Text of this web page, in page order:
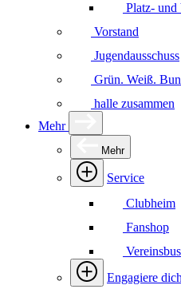
Platz- und
Vorstand
Jugendausschuss
Grün. Weiß.
halle zusammen
Mehr
Mehr
Service
Clubheim
Fanshop
Vereinsbus
Engagiere dich